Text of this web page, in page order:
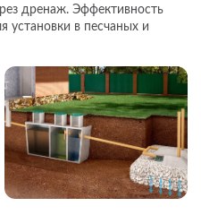
дренаж. Эффективность
установки в песчаных и